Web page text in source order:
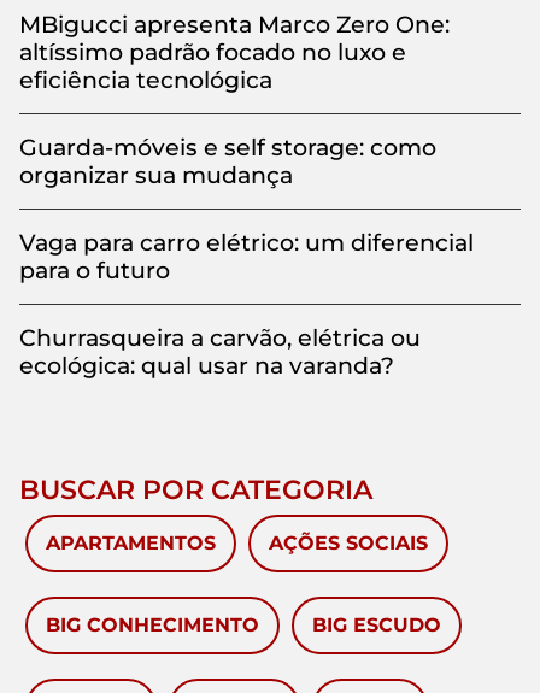
MBigucci apresenta Marco Zero One:
altíssimo padrão focado no luxo e
eficiência tecnológica
Guarda-móveis e self storage: como
organizar sua mudança
Vaga para carro elétrico: um diferencial
para o futuro
Churrasqueira a carvão, elétrica ou
ecológica: qual usar na varanda?
BUSCAR POR CATEGORIA
APARTAMENTOS AÇÕES SOCIAIS
BIG CONHECIMENTO BIG ESCUDO